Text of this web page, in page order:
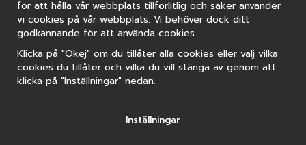
för att hålla vår webbplats tillförlitlig och säker använder
vi cookies på vår webbplats. Vi behöver dock ditt
godkännande för att använda cookies.
Klicka på "Okej" om du tillåter alla cookies eller välj vilka
cookies du tillåter och vilka du vill stänga av genom att
klicka på "Inställningar" nedan.
Inställningar